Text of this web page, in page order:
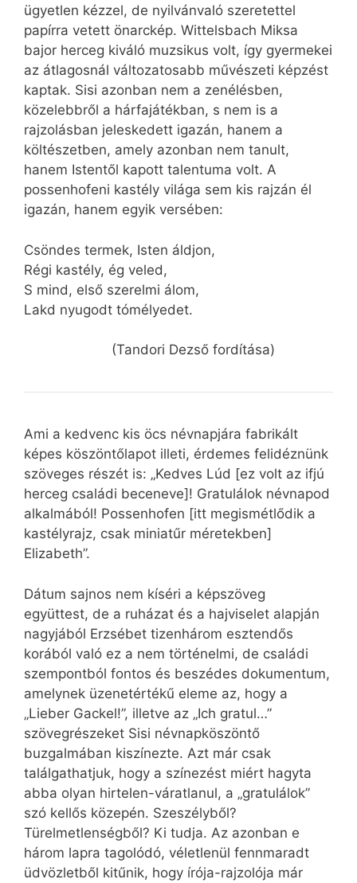
ügyetlen kézzel, de nyilvánvaló szeretettel
papírra vetett önarckép. Wittelsbach Miksa
bajor herceg kiváló muzsikus volt, így gyermekei
az átlagosnál változatosabb művészeti képzést
kaptak. Sisi azonban nem a zenélésben,
közelebbről a hárfajátékban, s nem is a
rajzolásban jeleskedett igazán, hanem a
költészetben, amely azonban nem tanult,
hanem Istentől kapott talentuma volt. A
possenhofeni kastély világa sem kis rajzán él
igazán, hanem egyik versében:
Csöndes termek, Isten áldjon,
Régi kastély, ég veled,
S mind, első szerelmi álom,
Lakd nyugodt tómélyedet.
(Tandori Dezső fordítása)
Ami a kedvenc kis öcs névnapjára fabrikált
képes köszöntőlapot illeti, érdemes felidéznünk
szöveges részét is: „Kedves Lúd [ez volt az ifjú
herceg családi beceneve]! Gratulálok névnapod
alkalmából! Possenhofen [itt megismétlődik a
kastélyrajz, csak miniatűr méretekben]
Elizabeth”.
Dátum sajnos nem kíséri a képszöveg
együttest, de a ruházat és a hajviselet alapján
nagyjából Erzsébet tizenhárom esztendős
korából való ez a nem történelmi, de családi
szempontból fontos és beszédes dokumentum,
amelynek üzenetértékű eleme az, hogy a
„Lieber Gackel!”, illetve az „Ich gratul…”
szövegrészeket Sisi névnapköszöntő
buzgalmában kiszínezte. Azt már csak
találgathatjuk, hogy a színezést miért hagyta
abba olyan hirtelen-váratlanul, a „gratulálok”
szó kellős közepén. Szeszélyből?
Türelmetlenségből? Ki tudja. Az azonban e
három lapra tagolódó, véletlenül fennmaradt
üdvözletből kitűnik, hogy írója-rajzolója már